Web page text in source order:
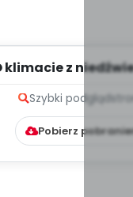
klimacie z
Szybki podgląd
Pobierz